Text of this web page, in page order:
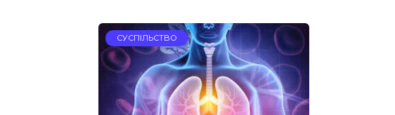
СУСПІЛЬСТВО